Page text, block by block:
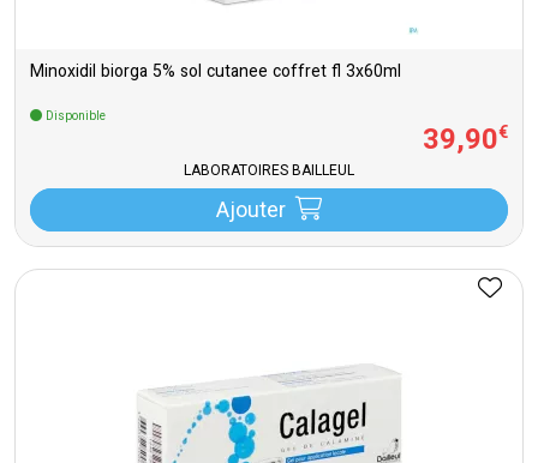
Minoxidil biorga 5% sol cutanee coffret fl 3x60ml
Disponible
39,90€
LABORATOIRES BAILLEUL
Ajouter